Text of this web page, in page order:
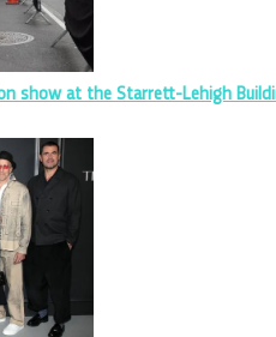
show at the Starrett-Lehigh